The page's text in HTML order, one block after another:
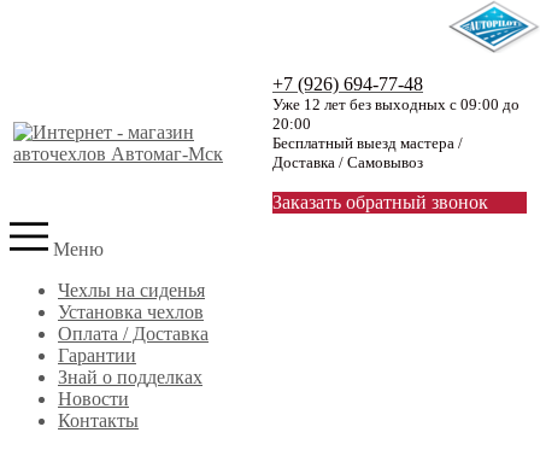
+7 (926) 694-77-48
Уже 12 лет без выходных с 09:00 до
20:00
Бесплатный выезд мастера /
Доставка / Самовывоз
Заказать обратный звонок
Меню
Чехлы на сиденья
Установка чехлов
Оплата / Доставка
Гарантии
Знай о подделках
Новости
Контакты